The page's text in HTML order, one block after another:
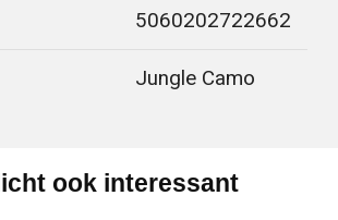
5060202722662
Jungle Camo
ook interessant